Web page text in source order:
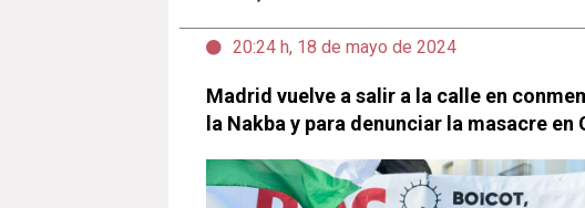
20:24 h, 18 de mayo de 2024
Madrid vuelve a salir a la calle en
la Nakba y para denunciar la masacre en